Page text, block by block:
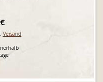
Versand